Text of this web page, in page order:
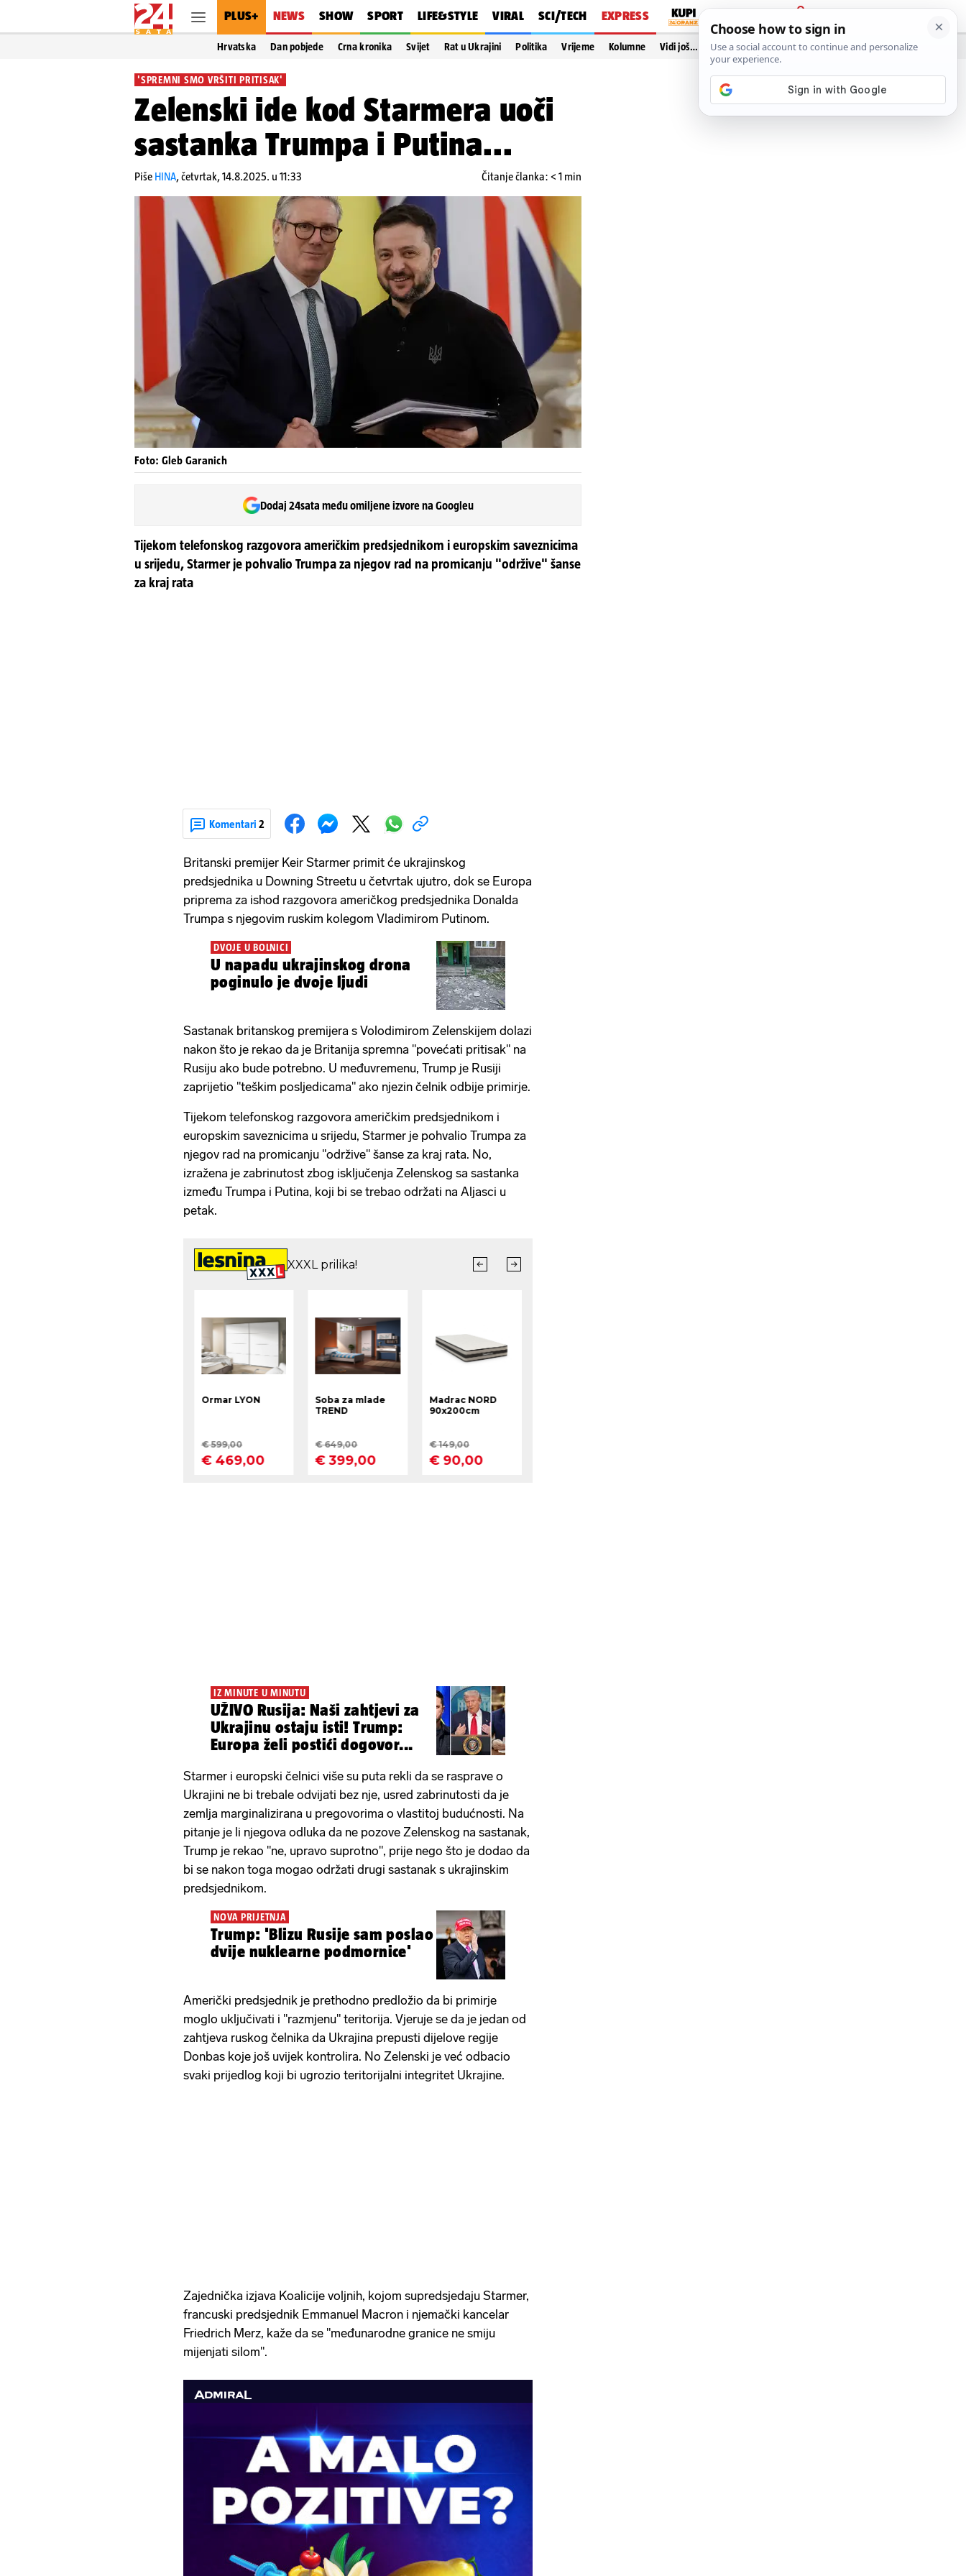
PLUS+ NEWS SHOW SPORT LIFE&STYLE VIRAL SCI/TECH EXPRESS
PRIJAVA
Hrvatska Dan pobjede Crna kronika Svijet Rat u Ukrajini Politika Vrijeme Kolumne Vidi još…
'SPREMNI SMO VRŠITI PRITISAK'
Zelenski ide kod Starmera uoči
sastanka Trumpa i Putina...
Piše HINA,četvrtak, 14.8.2025. u 11:33 Čitanje članka: < 1 min
Foto: Gleb Garanich
Dodaj 24sata među omiljene izvore na Googleu
Tijekom telefonskog razgovora američkim predsjednikom i europskim saveznicima
u srijedu, Starmer je pohvalio Trumpa za njegov rad na promicanju "održive" šanse
za kraj rata
Komentari 2
Britanski premijer Keir Starmer primit će ukrajinskog
predsjednika u Downing Streetu u četvrtak ujutro, dok se Europa
priprema za ishod razgovora američkog predsjednika Donalda
Trumpa s njegovim ruskim kolegom Vladimirom Putinom.
DVOJE U BOLNICI
U napadu ukrajinskog drona
poginulo je dvoje ljudi
Sastanak britanskog premijera s Volodimirom Zelenskijem dolazi
nakon što je rekao da je Britanija spremna "povećati pritisak" na
Rusiju ako bude potrebno. U međuvremenu, Trump je Rusiji
zaprijetio "teškim posljedicama" ako njezin čelnik odbije primirje.
Tijekom telefonskog razgovora američkim predsjednikom i
europskim saveznicima u srijedu, Starmer je pohvalio Trumpa za
njegov rad na promicanju "održive" šanse za kraj rata. No,
izražena je zabrinutost zbog isključenja Zelenskog sa sastanka
između Trumpa i Putina, koji bi se trebao održati na Aljasci u
petak.
IZ MINUTE U MINUTU
UŽIVO Rusija: Naši zahtjevi za
Ukrajinu ostaju isti! Trump:
Europa želi postići dogovor...
Starmer i europski čelnici više su puta rekli da se rasprave o
Ukrajini ne bi trebale odvijati bez nje, usred zabrinutosti da je
zemlja marginalizirana u pregovorima o vlastitoj budućnosti. Na
pitanje je li njegova odluka da ne pozove Zelenskog na sastanak,
Trump je rekao "ne, upravo suprotno", prije nego što je dodao da
bi se nakon toga mogao održati drugi sastanak s ukrajinskim
predsjednikom.
NOVA PRIJETNJA
Trump: 'Blizu Rusije sam poslao
dvije nuklearne podmornice'
Američki predsjednik je prethodno predložio da bi primirje
moglo uključivati ​​i "razmjenu" teritorija. Vjeruje se da je jedan od
zahtjeva ruskog čelnika da Ukrajina prepusti dijelove regije
Donbas koje još uvijek kontrolira. No Zelenski je već odbacio
svaki prijedlog koji bi ugrozio teritorijalni integritet Ukrajine.
Zajednička izjava Koalicije voljnih, kojom supredsjedaju Starmer,
francuski predsjednik Emmanuel Macron i njemački kancelar
Friedrich Merz, kaže da se "međunarodne granice ne smiju
mijenjati silom".